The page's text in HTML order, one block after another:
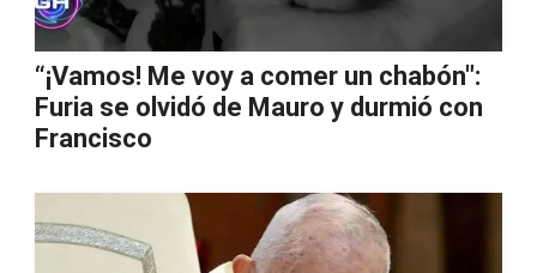
“¡Vamos! Me voy a comer un chabón":
Furia se olvidó de Mauro y durmió con
Francisco